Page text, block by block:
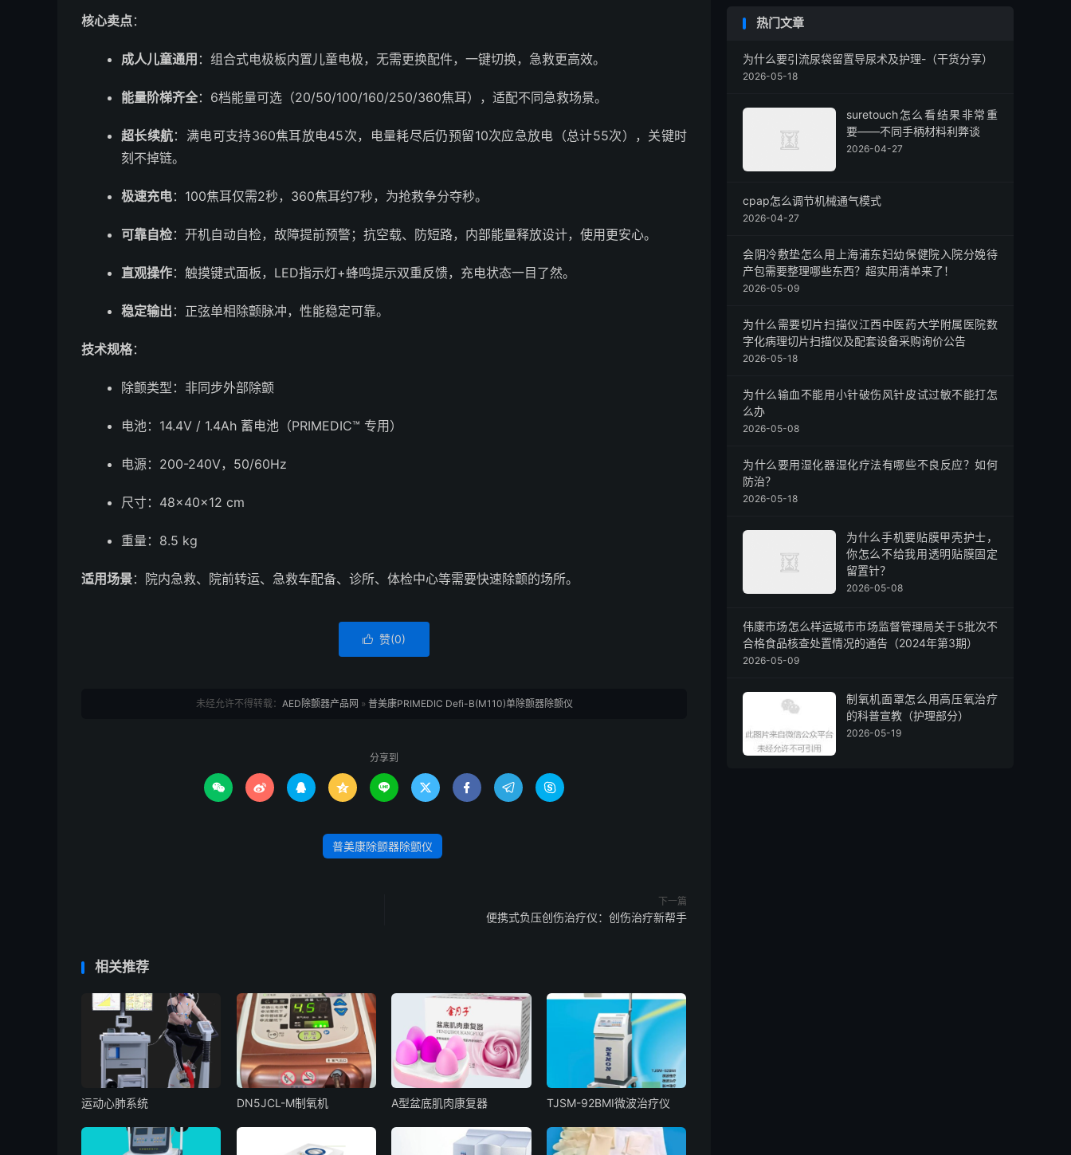
核心卖点：
成人儿童通用 ：组合式电极板内置儿童电极，无需更换配件，一键切换，急救更高效。
能量阶梯齐全：6档能量可选（20/50/100/160/250/360焦耳），适配不同急救场景。
超长续航：满电可支持360焦耳放电45次，电量耗尽后仍预留10次应急放电（总计55次），关键时
刻不掉链。
极速充电：100焦耳仅需2秒，360焦耳约7秒，为抢救争分夺秒。
可靠自检：开机自动自检，故障提前预警；抗空载、防短路，内部能量释放设计，使用更安心。
直观操作：触摸键式面板，LED指示灯+蜂鸣提示双重反馈，充电状态一目了然。
稳定输出 ：正弦单相除颤脉冲，性能稳定可靠。
技术规格：
除颤类型：非同步外部除颤
电池：14.4V / 1.4Ah 蓄电池（PRIMEDIC™ 专用）
电源：200-240V，50/60Hz
尺寸：48×40×12 cm
重量：8.5 kg
适用场景：院内急救、院前转运、急救车配备、诊所、体检中心等需要快速除颤的场所。
 赞(0)
未经允许不得转载： AED除颤器产品网 » 普美康PRIMEDIC Defi-B(M110)单除颤器除颤仪
分享到
        
普美康除颤器除颤仪
下一篇
便携式负压创伤治疗仪：创伤治疗新帮手
相关推荐
运动心肺系统 DN5JCL-M制氧机 A型盆底肌肉康复器 TJSM-92BMⅠ微波治疗仪
热门文章
为什么要引流尿袋留置导尿术及护理-（干货分享）
2026-05-18
suretouch怎么看结果非常重
要——不同手柄材料利弊谈
2026-04-27
cpap怎么调节机械通气模式
2026-04-27
会阴冷敷垫怎么用上海浦东妇幼保健院入院分娩待
产包需要整理哪些东西？超实用清单来了！
2026-05-09
为什么需要切片扫描仪江西中医药大学附属医院数
字化病理切片扫描仪及配套设备采购询价公告
2026-05-18
为什么输血不能用小针破伤风针皮试过敏不能打怎
么办
2026-05-08
为什么要用湿化器湿化疗法有哪些不良反应？如何
防治？
2026-05-18
为什么手机要贴膜甲壳护士，
你怎么不给我用透明贴膜固定
留置针？
2026-05-08
伟康市场怎么样运城市市场监督管理局关于5批次不
合格食品核查处置情况的通告（2024年第3期）
2026-05-09
制氧机面罩怎么用高压氧治疗
的科普宣教（护理部分）
2026-05-19